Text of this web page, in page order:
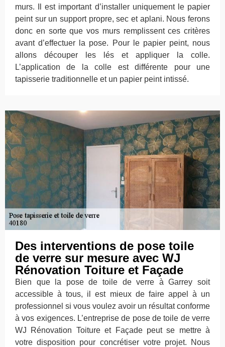
murs. Il est important d’installer uniquement le papier
peint sur un support propre, sec et aplani. Nous ferons
donc en sorte que vos murs remplissent ces critères
avant d’effectuer la pose. Pour le papier peint, nous
allons découper les lés et appliquer la colle.
L’application de la colle est différente pour une
tapisserie traditionnelle et un papier peint intissé.
Des interventions de pose toile
de verre sur mesure avec WJ
Rénovation Toiture et Façade
Bien que la pose de toile de verre à Garrey soit
accessible à tous, il est mieux de faire appel à un
professionnel si vous voulez avoir un résultat conforme
à vos exigences. L’entreprise de pose de toile de verre
WJ Rénovation Toiture et Façade peut se mettre à
votre disposition pour concrétiser votre projet. Nous